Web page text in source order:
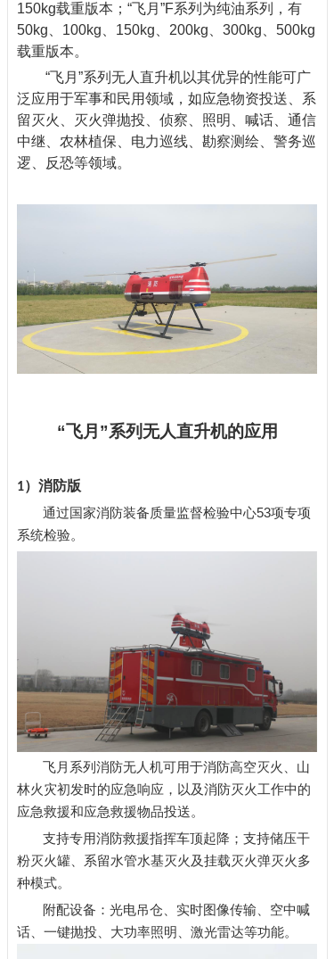
150kg载重版本；“飞月”F系列为纯油系列，有
50kg、100kg、150kg、200kg、300kg、500kg
载重版本。
“飞月”系列无人直升机以其优异的性能可广
泛应用于军事和民用领域，如应急物资投送、系
留灭火、灭火弹抛投、侦察、照明、喊话、通信
中继、农林植保、电力巡线、勘察测绘、警务巡
逻、反恐等领域。
“飞月”系列无人直升机的应用
1）消防版
通过国家消防装备质量监督检验中心53项专项
系统检验。
飞月系列消防无人机可用于消防高空灭火、山
林火灾初发时的应急响应，以及消防灭火工作中的
应急救援和应急救援物品投送。
支持专用消防救援指挥车顶起降；支持储压干
粉灭火罐、系留水管水基灭火及挂载灭火弹灭火多
种模式。
附配设备：光电吊仓、实时图像传输、空中喊
话、一键抛投、大功率照明、激光雷达等功能。